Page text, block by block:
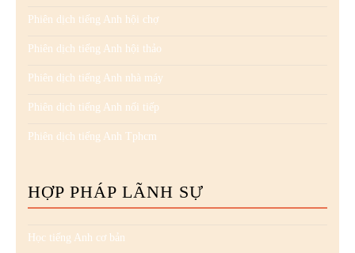
Phiên dịch tiếng Anh hội chợ
Phiên dịch tiếng Anh hội thảo
Phiên dịch tiếng Anh nhà máy
Phiên dịch tiếng Anh nối tiếp
Phiên dịch tiếng Anh Tphcm
HỢP PHÁP LÃNH SỰ
Học tiếng Anh cơ bản